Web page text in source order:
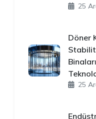
25
Döner
25